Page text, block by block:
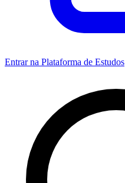
Entrar na Plataforma de Estudos